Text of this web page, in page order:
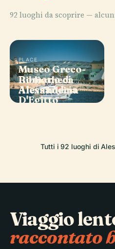
92 luoghi da scoprire —
PLACE
Bibliotheca
Alexandrina
PLACE
Museo Greco-
Romano di
Alessandria
D'Egitto
Tutti i 92 luoghi di
Viaggio
raccontato